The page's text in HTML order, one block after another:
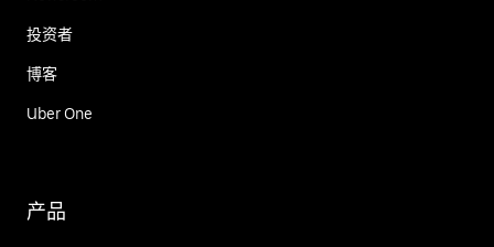
投资者
博客
Uber One
产品